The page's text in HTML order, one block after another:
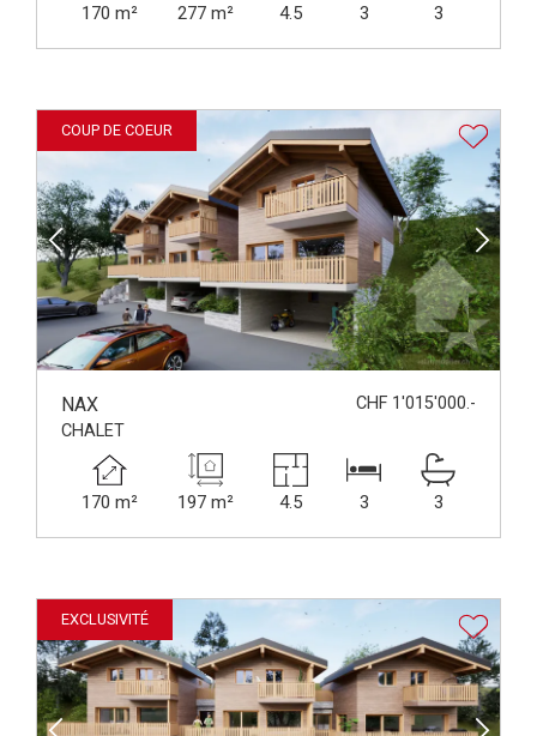
170 m² 277 m² 4.5 3 3
COUP DE COEUR
NAX
CHF 1'015'000.-
CHALET
170 m² 197 m² 4.5 3 3
EXCLUSIVITÉ